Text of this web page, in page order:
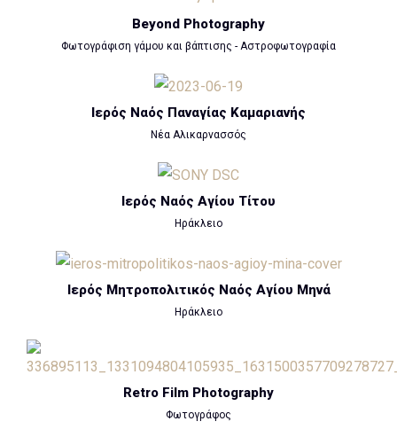
Beyond Photography
Φωτογράφιση γάμου και βάπτισης - Αστροφωτογραφία
Ιερός Ναός Παναγίας Καμαριανής
Νέα Αλικαρνασσός
Ιερός Ναός Αγίου Τίτου
Ηράκλειο
Ιερός Μητροπολιτικός Ναός Αγίου Μηνά
Ηράκλειο
Retro Film Photography
Φωτογράφος